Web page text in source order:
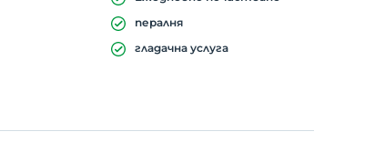
пералня
гладачна услуга